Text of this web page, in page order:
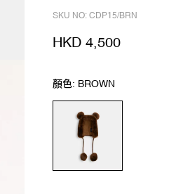
SKU NO: CDP15/BRN
HKD 4,500
顏色: BROWN